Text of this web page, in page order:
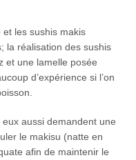
les sushis makis
la réalisation des sushis
et une lamelle posée
d’expérience si l’on
aussi demandent une
le makisu (natte en
afin de maintenir le